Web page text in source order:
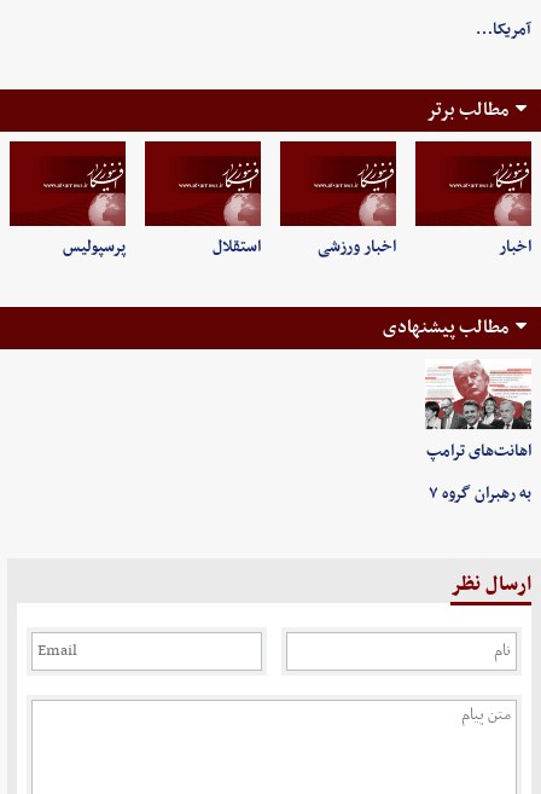
آمریکا…
مطالب برتر
اخبار اخبار ورزشی استقلال پرسپولیس
مطالب پیشنهادی
اهانت‌های ترامپ
به رهبران گروه ۷
ارسال نظر